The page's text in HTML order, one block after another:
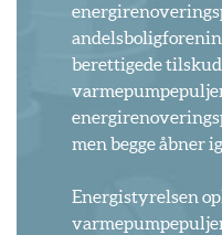
berettigede tilskud
men begge åbner
Energistyrelsen